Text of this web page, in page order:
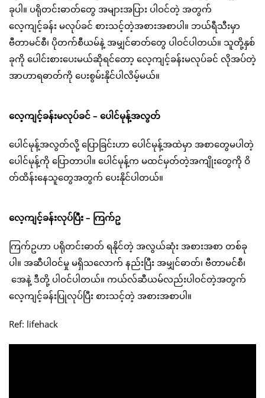
ခုပါ။ ပရိုတင်းဓာတ်တွေ အများအပြား ပါဝင်တဲ့ အတွက်
လေ့ကျင့်ခန်း မလုပ်ခင် စားသင့်တဲ့အစားအစာပါ။ ဘယ်ရီသီးမှာ
ဗီတာမင်စီ၊ ပိုတက်စီယမ်နဲ့ အမျှင်ဓာတ်တွေ ပါဝင်ပါတယ်။ သူတို့နှစ်
ခုကို ပေါင်းစားပေးမယ်ဆိုရင်တော့ လေ့ကျင့်ခန်းမလုပ်ခင် လိုအပ်တဲ့
အာဟာရဓာတ်ကို ပေးစွမ်းနိုင်ပါလိမ့်မယ်။
လေ့ကျင့်ခန်းမလုပ်ခင် – ပေါင်မုန့်အလွတ်
ပေါင်မုန့်အလွတ်လို့ ပြောခြင်းဟာ ပေါင်မုန့်အထဲမှာ အစာတွေမပါတဲ့
ပေါင်မုန့်ကို ပြောတာပါ။ ပေါင်မုန့်က မထင်မှတ်တဲ့အကျိုးတွေကို ဝိ
တ်ထိန်းနေသူတွေအတွက် ပေးနိုင်ပါတယ်။
လေ့ကျင့်ခန်းလုပ်ပြီး – ကြက်ဥ
ကြက်ဥဟာ ပရိုတင်းဓာတ် ရနိုင်တဲ့ အလွယ်ဆုံး အစားအစာ တစ်ခု
ပါ။ အဆီပါဝင်မှု မရှိသလောက် နည်းပြီး အမျှင်ဓာတ်၊ ဗီတာမင်စီ၊
အေနဲ့ ဒီတို့ ပါဝင်ပါတယ်။ ကယ်လ်ဆီယမ်လည်းပါဝင်တဲ့အတွက်
လေ့ကျင့်ခန်းပြုလုပ်ပြီး စားသင့်တဲ့ အစားအစာပါ။
Ref: lifehack